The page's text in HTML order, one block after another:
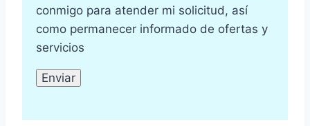
conmigo para atender mi solicitud, así
como permanecer informado de ofertas y
servicios